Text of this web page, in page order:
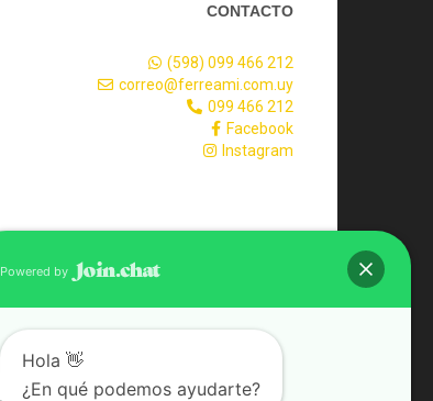
CONTACTO
(598) 099 466 212
correo@ferreami.com.uy
099 466 212
Facebook
Instagram
Powered by
Hola 👋
¿En qué podemos ayudarte?